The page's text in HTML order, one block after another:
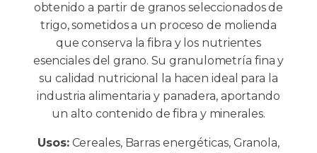
obtenido a partir de granos seleccionados de
trigo, sometidos a un proceso de molienda
que conserva la fibra y los nutrientes
esenciales del grano. Su granulometría fina y
su calidad nutricional la hacen ideal para la
industria alimentaria y panadera, aportando
un alto contenido de fibra y minerales.
Usos:Cereales, Barras energéticas, Granola,